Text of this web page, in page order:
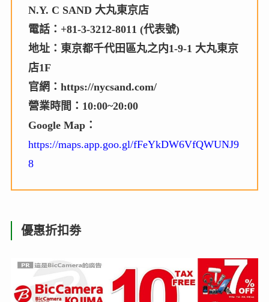
N.Y. C SAND 大丸東京店
電話：+81-3-3212-8011 (代表號)
地址：東京都千代田區丸之内1-9-1 大丸東京
店1F
官網：https://nycsand.com/
營業時間：10:00~20:00
Google Map：
https://maps.app.goo.gl/fFeYkDW6VfQWUNJ9
8
優惠折扣劵